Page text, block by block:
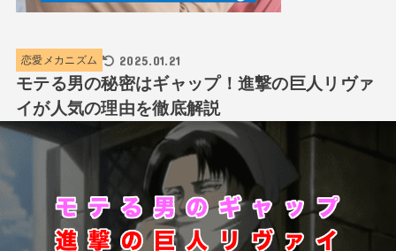
恋愛メカニズム 2025.01.21
モテる男の秘密はギャップ！進撃の巨人リヴァ
イが人気の理由を徹底解説